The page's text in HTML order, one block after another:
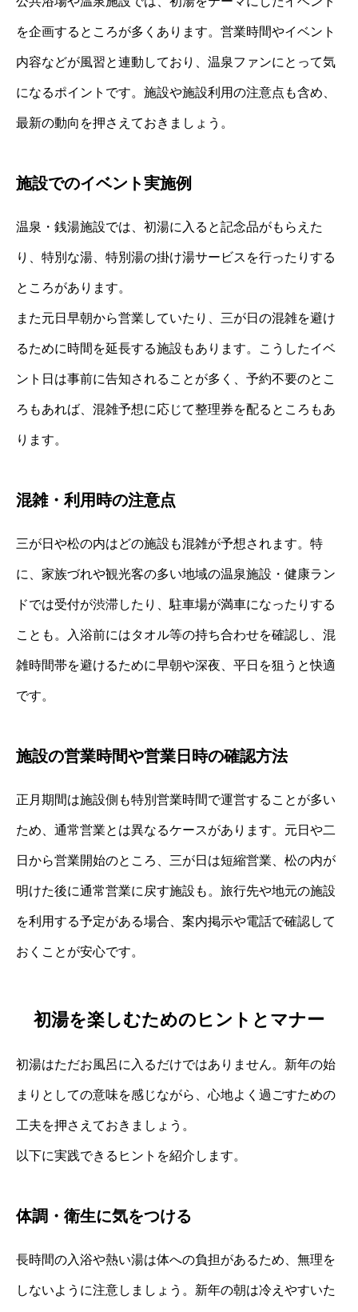
を企画するところが多くあります。営業時間やイベント
内容などが風習と連動しており、温泉ファンにとって気
になるポイントです。施設や施設利用の注意点も含め、
最新の動向を押さえておきましょう。
施設でのイベント実施例
温泉・銭湯施設では、初湯に入ると記念品がもらえた
り、特別な湯、特別湯の掛け湯サービスを行ったりする
ところがあります。
また元日早朝から営業していたり、三が日の混雑を避け
るために時間を延長する施設もあります。こうしたイベ
ント日は事前に告知されることが多く、予約不要のとこ
ろもあれば、混雑予想に応じて整理券を配るところもあ
ります。
混雑・利用時の注意点
三が日や松の内はどの施設も混雑が予想されます。特
に、家族づれや観光客の多い地域の温泉施設・健康ラン
ドでは受付が渋滞したり、駐車場が満車になったりする
ことも。入浴前にはタオル等の持ち合わせを確認し、混
雑時間帯を避けるために早朝や深夜、平日を狙うと快適
です。
施設の営業時間や営業日時の確認方法
正月期間は施設側も特別営業時間で運営することが多い
ため、通常営業とは異なるケースがあります。元日や二
日から営業開始のところ、三が日は短縮営業、松の内が
明けた後に通常営業に戻す施設も。旅行先や地元の施設
を利用する予定がある場合、案内掲示や電話で確認して
おくことが安心です。
初湯を楽しむためのヒントとマナー
初湯はただお風呂に入るだけではありません。新年の始
まりとしての意味を感じながら、心地よく過ごすための
工夫を押さえておきましょう。
以下に実践できるヒントを紹介します。
体調・衛生に気をつける
長時間の入浴や熱い湯は体への負担があるため、無理を
しないように注意しましょう。新年の朝は冷えやすいた